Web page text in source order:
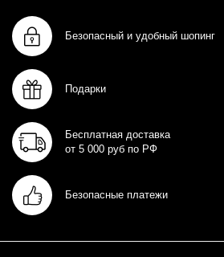
Безопасный и удобный шопинг
Подарки
Бесплатная доставка
от 5 000 руб по РФ
Безопасные платежи